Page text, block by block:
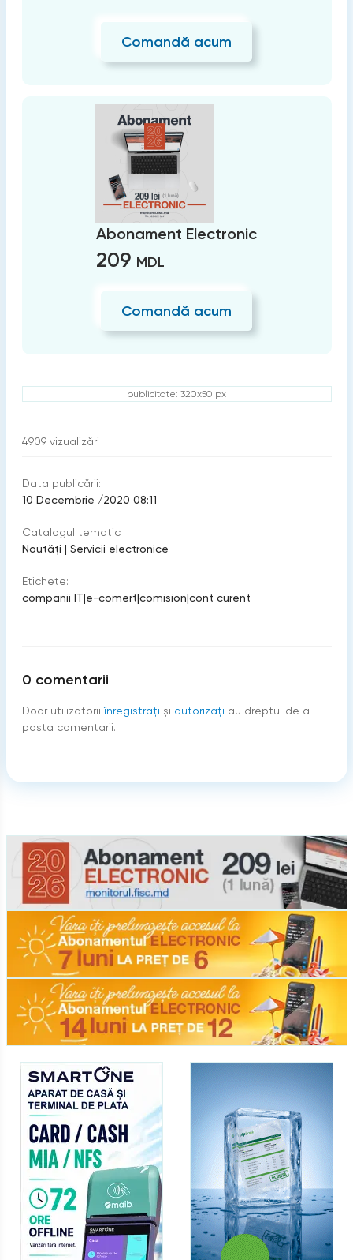
Comandă acum
Abonament Electronic
209 MDL
Comandă acum
publicitate: 320x50 px
4909 vizualizări
Data publicării:
10 Decembrie /2020 08:11
Catalogul tematic
Noutăți | Servicii electronice
Etichete:
companii IT|e-comert|comision|cont curent
0 comentarii
Doar utilizatorii înregistraţi şi autorizați au dreptul de a
posta comentarii.